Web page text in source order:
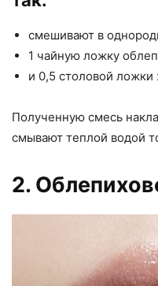
смешивают в
1 чайную ложку
и 0,5 столовой
Полученную смесь
смывают теплой водой
2.